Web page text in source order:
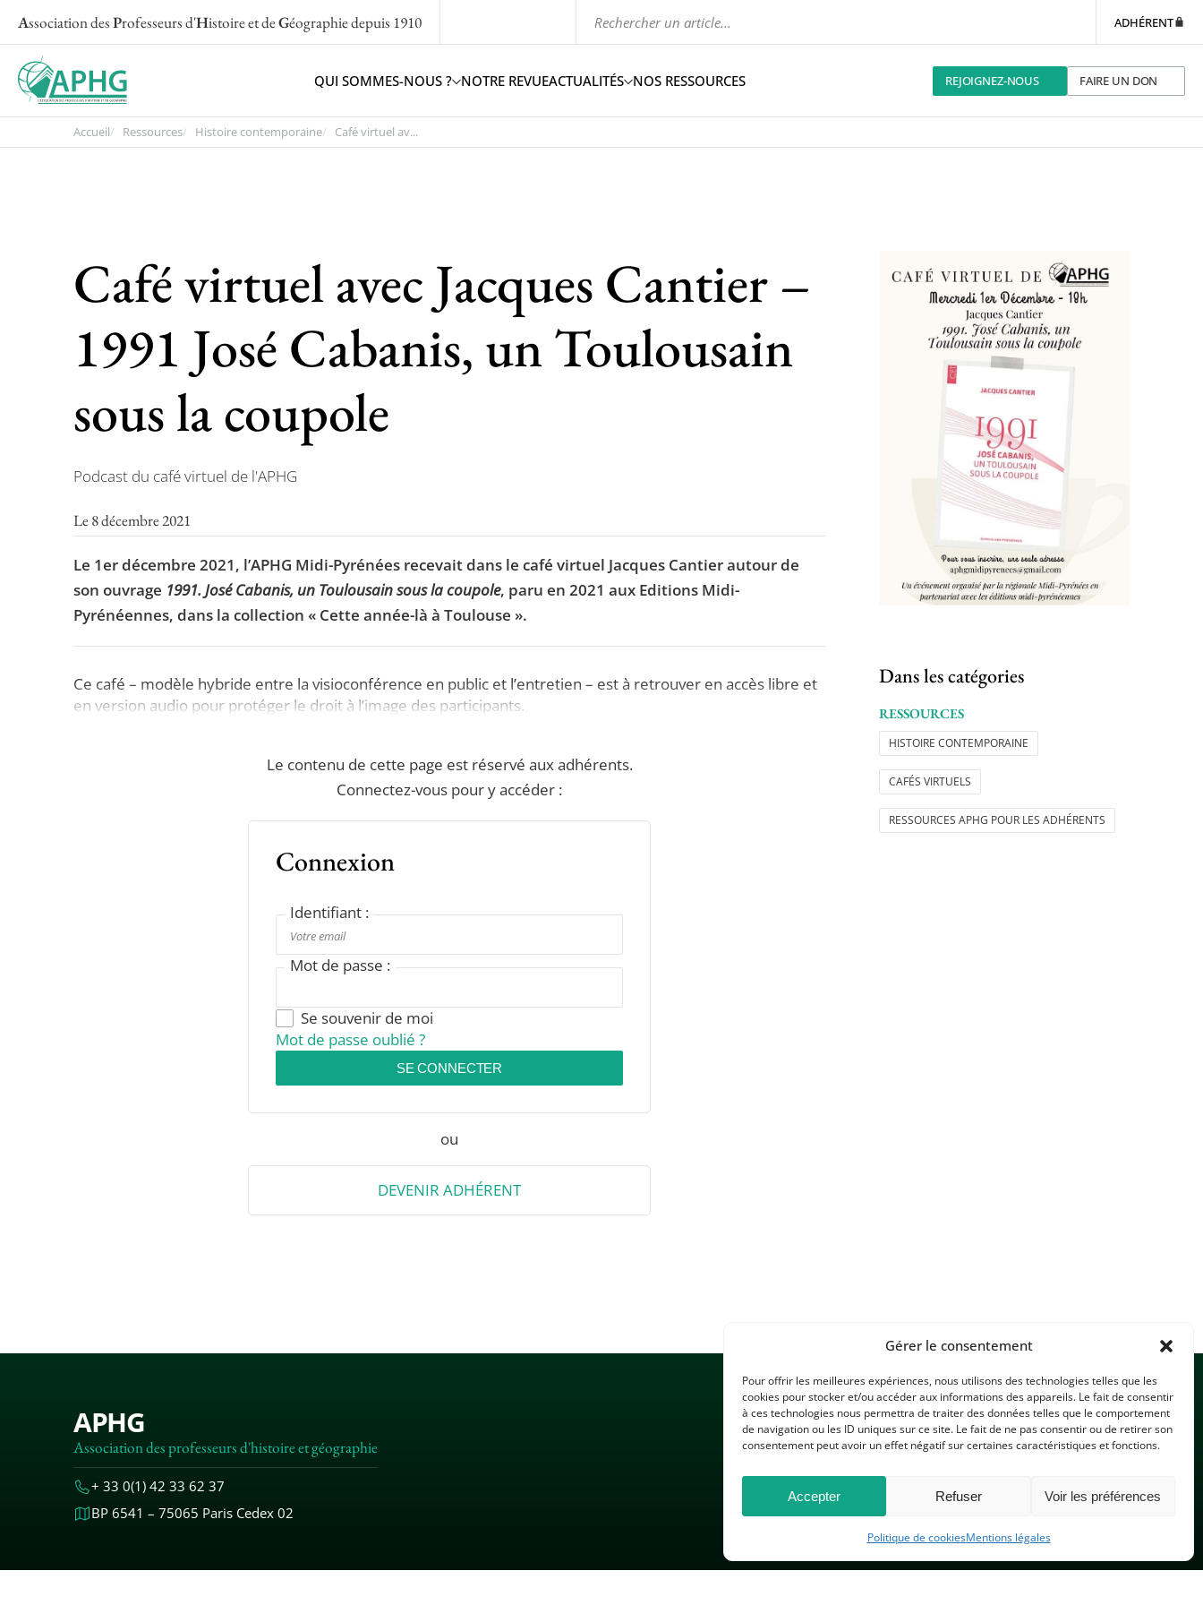
Gérer le consentement
Pour offrir les meilleures expériences, nous utilisons des technologies telles que les
cookies pour stocker et/ou accéder aux informations des appareils. Le fait de consentir
à ces technologies nous permettra de traiter des données telles que le comportement
de navigation ou les ID uniques sur ce site. Le fait de ne pas consentir ou de retirer son
consentement peut avoir un effet négatif sur certaines caractéristiques et fonctions.
Accepter Refuser Voir les préférences
Politique de cookiesMentions légales
Association desProfesseurs d'Histoire et deGéographiedepuis 1910 ADHÉRENT
QUI SOMMES-NOUS ? NOTRE REVUEACTUALITÉS NOS RESSOURCES REJOIGNEZ-NOUS FAIRE UN DON
Accueil Ressources Histoire contemporaine Café virtuel av...
Café virtuel avec Jacques Cantier –
1991 José Cabanis, un Toulousain
sous la coupole
Podcast du café virtuel de l'APHG
Le 8 décembre 2021
Le 1er décembre 2021, l’APHG Midi-Pyrénées recevait dans le café virtuel Jacques Cantier autour de
son ouvrage 1991. José Cabanis, un Toulousain sous la coupole, paru en 2021 aux Editions Midi-
Pyrénéennes, dans la collection « Cette année-là à Toulouse ».
Ce café – modèle hybride entre la visioconférence en public et l’entretien – est à retrouver en accès libre et
en version audio pour protéger le droit à l’image des participants.
Le contenu de cette page est réservé aux adhérents.
Connectez-vous pour y accéder :
Connexion
Identifiant :
Mot de passe :
Se souvenir de moi
Mot de passe oublié ?
SE CONNECTER
ou
DEVENIR ADHÉRENT
Dans les catégories
RESSOURCES
HISTOIRE CONTEMPORAINE
CAFÉS VIRTUELS
RESSOURCES APHG POUR LES ADHÉRENTS
APHG
Association des professeurs d'histoire et géographie
+ 33 0(1) 42 33 62 37
BP 6541 – 75065 Paris Cedex 02
CONTACTEZ-NOUS